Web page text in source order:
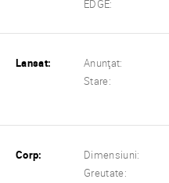
EDGE:
Lansat: Anunţat:
Stare:
Corp: Dimensiuni:
Greutate: